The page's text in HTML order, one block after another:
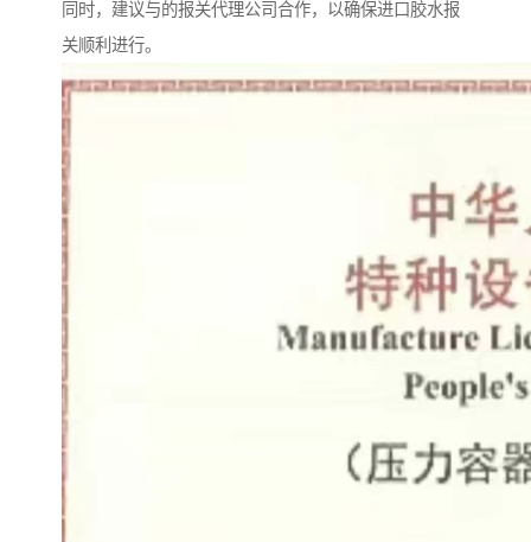
同时，建议与的报关代理公司合作，以确保进口胶水报
关顺利进行。